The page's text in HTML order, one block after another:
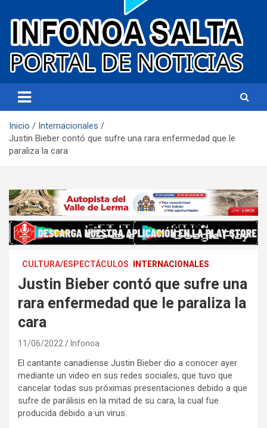
Infonoa Salta
Inicio
Internacionales
Justin Bieber contó que sufre una rara enfermedad que le
paraliza la cara
CULTURA/ESPECTÁCULOS INTERNACIONALES
Justin Bieber contó que sufre una
rara enfermedad que le paraliza la
cara
11/06/2022 Infonoa
El cantante canadiense Justin Bieber dio a conocer ayer
mediante un video en sus redes sociales, que tuvo que
cancelar todas sus próximas presentaciones debido a que
sufre de parálisis en la mitad de su cara, la cual fue
producida debido a un virus.